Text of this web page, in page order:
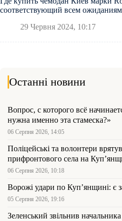
соответствующий всем ожиданиям
29 Червня 2024, 10:17
Останні новини
Вопрос, с которого всё
нужна именно эта стамеска?»
06 Серпня 2026, 14:05
Поліцейські та волонтери
прифронтового села на
06 Серпня 2026, 10:18
Ворожі удари по Куп’янщині: є
05 Серпня 2026, 19:16
Зеленський звільнив